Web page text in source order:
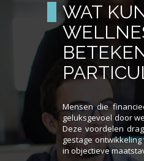
WAT
Mensen die
geluksgevoel door
Deze voordelen
gestage
in objectieve